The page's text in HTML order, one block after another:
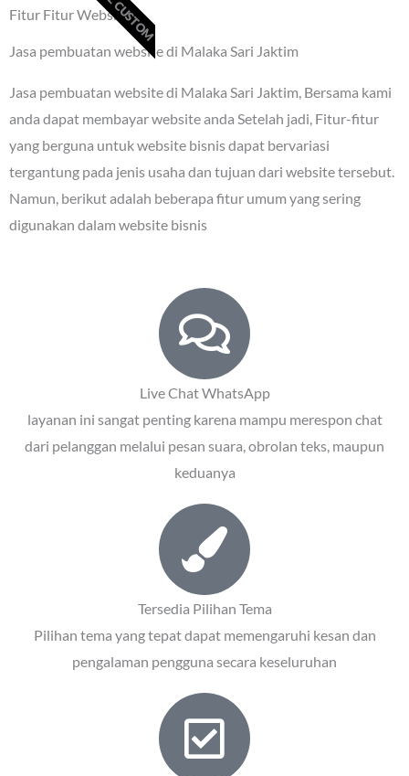
Fitur Fitur Website
Jasa pembuatan website di Malaka Sari Jaktim
Jasa pembuatan website di Malaka Sari Jaktim , Bersama kami
anda dapat membayar website anda Setelah jadi, Fitur-fitur
yang berguna untuk website bisnis dapat bervariasi
tergantung pada jenis usaha dan tujuan dari website tersebut.
Namun, berikut adalah beberapa fitur umum yang sering
digunakan dalam website bisnis
Live Chat WhatsApp
layanan ini sangat penting karena mampu merespon chat
dari pelanggan melalui pesan suara, obrolan teks, maupun
keduanya
Tersedia Pilihan Tema
Pilihan tema yang tepat dapat memengaruhi kesan dan
pengalaman pengguna secara keseluruhan